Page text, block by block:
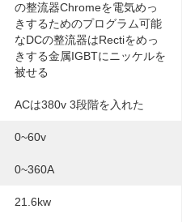
の整流器Chromeを電気めっ
きするためのプログラム可能
なDCの整流器はRectiをめっ
きする金属IGBTにニッケルを
被せる
ACは380v 3段階を入れた
0~60v
0~360A
21.6kw